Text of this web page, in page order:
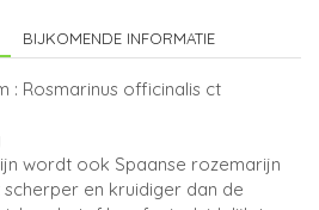
BIJKOMENDE INFORMATIE
: Rosmarinus officinalis ct
wordt ook Spaanse rozemarijn
en kruidiger dan de